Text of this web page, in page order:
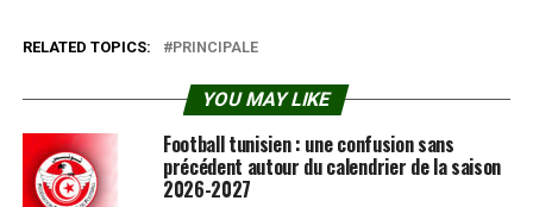
RELATED TOPICS: PRINCIPALE
YOU MAY LIKE
Football tunisien : une confusion sans
précédent autour du calendrier de la saison
2026-2027